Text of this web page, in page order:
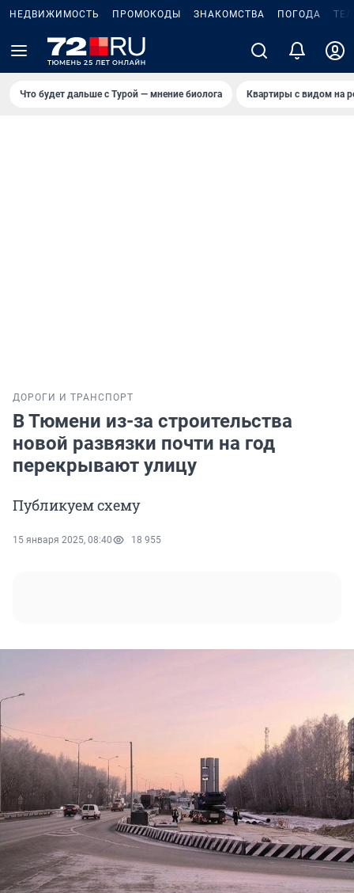
НЕДВИЖИМОСТЬ ПРОМОКОДЫ ЗНАКОМСТВА ПОГОДА
Что будет дальше с Турой — мнение биолога Квартиры с видом на
ДОРОГИ И ТРАНСПОРТ
В Тюмени из-за строительства
новой развязки почти на год
перекрывают улицу
Публикуем схему
15 января 2025, 08:40 18 955